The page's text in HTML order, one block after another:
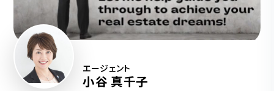
エージェント
小谷 真千子